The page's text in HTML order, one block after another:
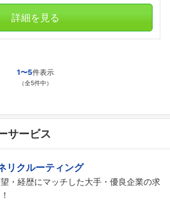
ォローしました
詳細を見る
1〜5件表示
（全5件中）
サービス
リクルーティング
・経歴にマッチした大手・優良企業の求